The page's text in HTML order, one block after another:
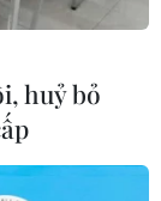
huỷ bỏ